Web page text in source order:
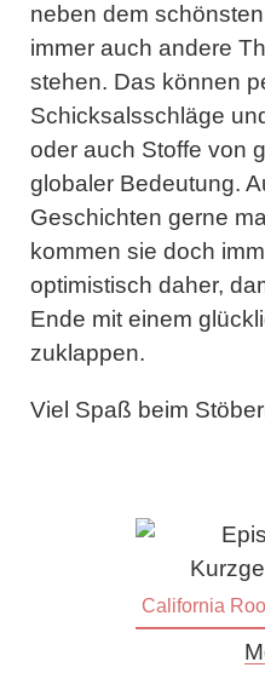
neben dem
immer auch andere
stehen. Das können
Schicksalsschläge
oder auch Stoffe von
globaler Bedeutung.
Geschichten gerne
kommen sie doch
optimistisch daher,
Ende mit einem
zuklappen.
Viel Spaß beim